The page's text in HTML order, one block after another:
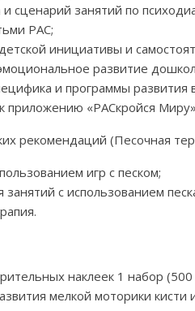
и сценарий занятий по
РАС;
инициативы и
развитие
и программы развития
приложению «РАСкройся
рекомендаций (Песочная
игр с песком;
с использованием
наклеек 1 набор (500
мелкой моторики кисти